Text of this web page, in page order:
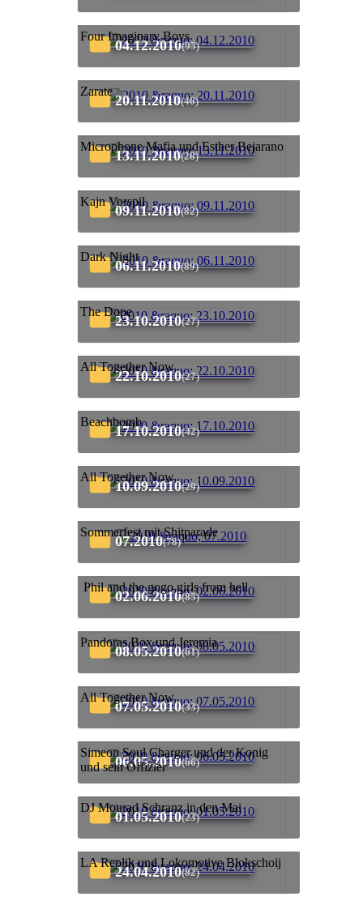
04.12.2010(95)
Four Imaginary Boys
20.11.2010(46)
Zarate
13.11.2010(28)
Microphone Mafia und Esther Bejarano
09.11.2010(82)
Kajn Vorspil
06.11.2010(89)
Dark Night
23.10.2010(27)
The Dope
22.10.2010(27)
All Together Now
17.10.2010(42)
Beachbomb
10.09.2010(29)
All Together Now
07.2010(78)
Sommerfest mit Shitparade
02.06.2010(85)
Phil and the gogo girls from hell
08.05.2010(61)
Pandoras Box und Jeremia
07.05.2010(33)
All Together Now
06.05.2010(66)
Simeon Soul Charger und der Konig
und sein Offizier
01.05.2010(23)
DJ Mourad Schranz in den Mai
24.04.2010(82)
LA Replik und Lokomotive Blokschoij